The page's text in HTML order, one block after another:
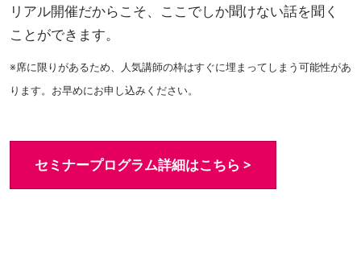
リアル開催だからこそ、ここでしか聞けない話を聞く
ことができます。
※席に限りがあるため、人気講師の枠はすぐに埋まってしまう可能性があ
ります。お早めにお申し込みください。
セミナープログラム詳細はこちら >